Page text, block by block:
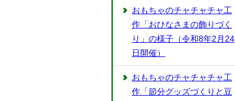
おもちゃのチャチャチャ工
作「おひなさまの飾りづく
り」の様子（令和8年2月24
日開催）
おもちゃのチャチャチャ工
作「節分グッズづくりと豆